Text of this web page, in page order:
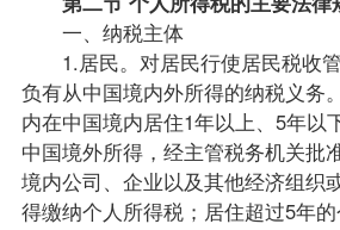
一、纳税主体
1.居民。对居民行使居民税收管
负有从中国境内外所得的纳税义务
内在中国境内居住1年以上、5年以
中国境外所得，经主管税务机关批
境内公司、企业以及其他经济组织
得缴纳个人所得税；居住超过5年的